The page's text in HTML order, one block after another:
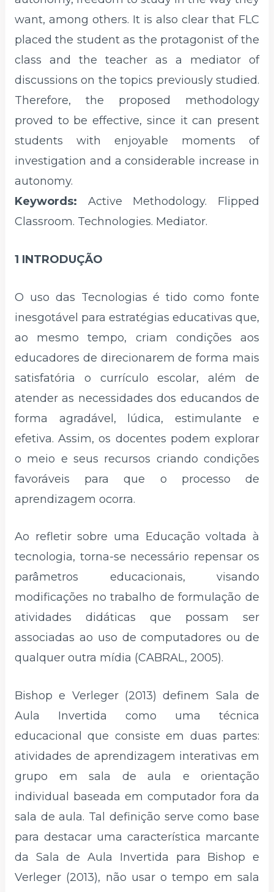
want, among others. It is also clear that FLC
placed the student as the protagonist of the
class and the teacher as a mediator of
discussions on the topics previously studied.
Therefore, the proposed methodology
proved to be effective, since it can present
students with enjoyable moments of
investigation and a considerable increase in
autonomy.
Keywords: Active Methodology. Flipped
Classroom. Technologies. Mediator.
1 INTRODUÇÃO
O uso das Tecnologias é tido como fonte
inesgotável para estratégias educativas que,
ao mesmo tempo, criam condições aos
educadores de direcionarem de forma mais
satisfatória o currículo escolar, além de
atender as necessidades dos educandos de
forma agradável, lúdica, estimulante e
efetiva. Assim, os docentes podem explorar
o meio e seus recursos criando condições
favoráveis para que o processo de
aprendizagem ocorra.
Ao refletir sobre uma Educação voltada à
tecnologia, torna-se necessário repensar os
parâmetros educacionais, visando
modificações no trabalho de formulação de
atividades didáticas que possam ser
associadas ao uso de computadores ou de
qualquer outra mídia (CABRAL, 2005).
Bishop e Verleger (2013) definem Sala de
Aula Invertida como uma técnica
educacional que consiste em duas partes:
atividades de aprendizagem interativas em
grupo em sala de aula e orientação
individual baseada em computador fora da
sala de aula. Tal definição serve como base
para destacar uma característica marcante
da Sala de Aula Invertida para Bishop e
Verleger (2013), não usar o tempo em sala